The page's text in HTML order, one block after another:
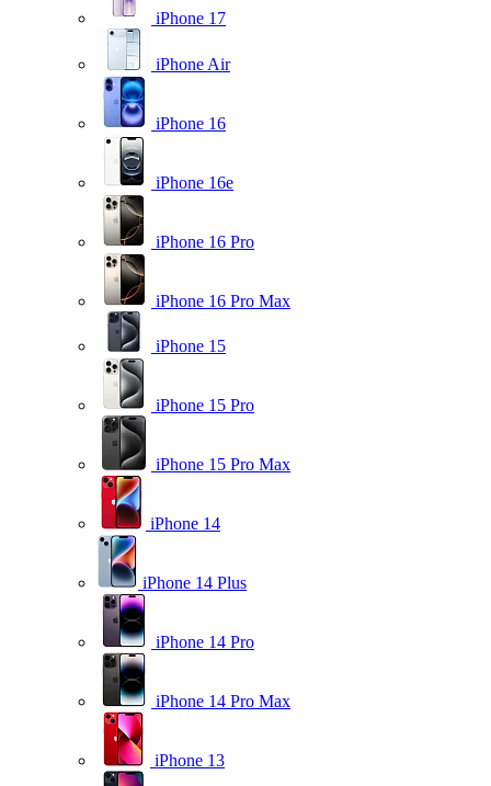
iPhone 17
iPhone Air
iPhone 16
iPhone 16e
iPhone 16 Pro
iPhone 16 Pro Max
iPhone 15
iPhone 15 Pro
iPhone 15 Pro Max
iPhone 14
iPhone 14 Plus
iPhone 14 Pro
iPhone 14 Pro Max
iPhone 13